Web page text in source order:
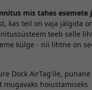
mis tahes esemete
kas teil on vaja jälgida
teeb selle
külge - nii lihtne on
Dock AirTag'ile,
mugavaks hoiustamiseks